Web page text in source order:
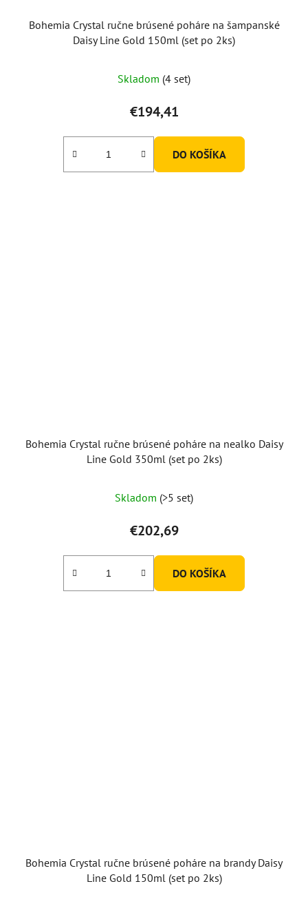
Bohemia Crystal ručne brúsené poháre na šampanské
Daisy Line Gold 150ml (set po 2ks)
Skladom (4 set)
€194,41
DO KOŠÍKA
Bohemia Crystal ručne brúsené poháre na nealko Daisy
Line Gold 350ml (set po 2ks)
Skladom (>5 set)
€202,69
DO KOŠÍKA
Bohemia Crystal ručne brúsené poháre na brandy Daisy
Line Gold 150ml (set po 2ks)